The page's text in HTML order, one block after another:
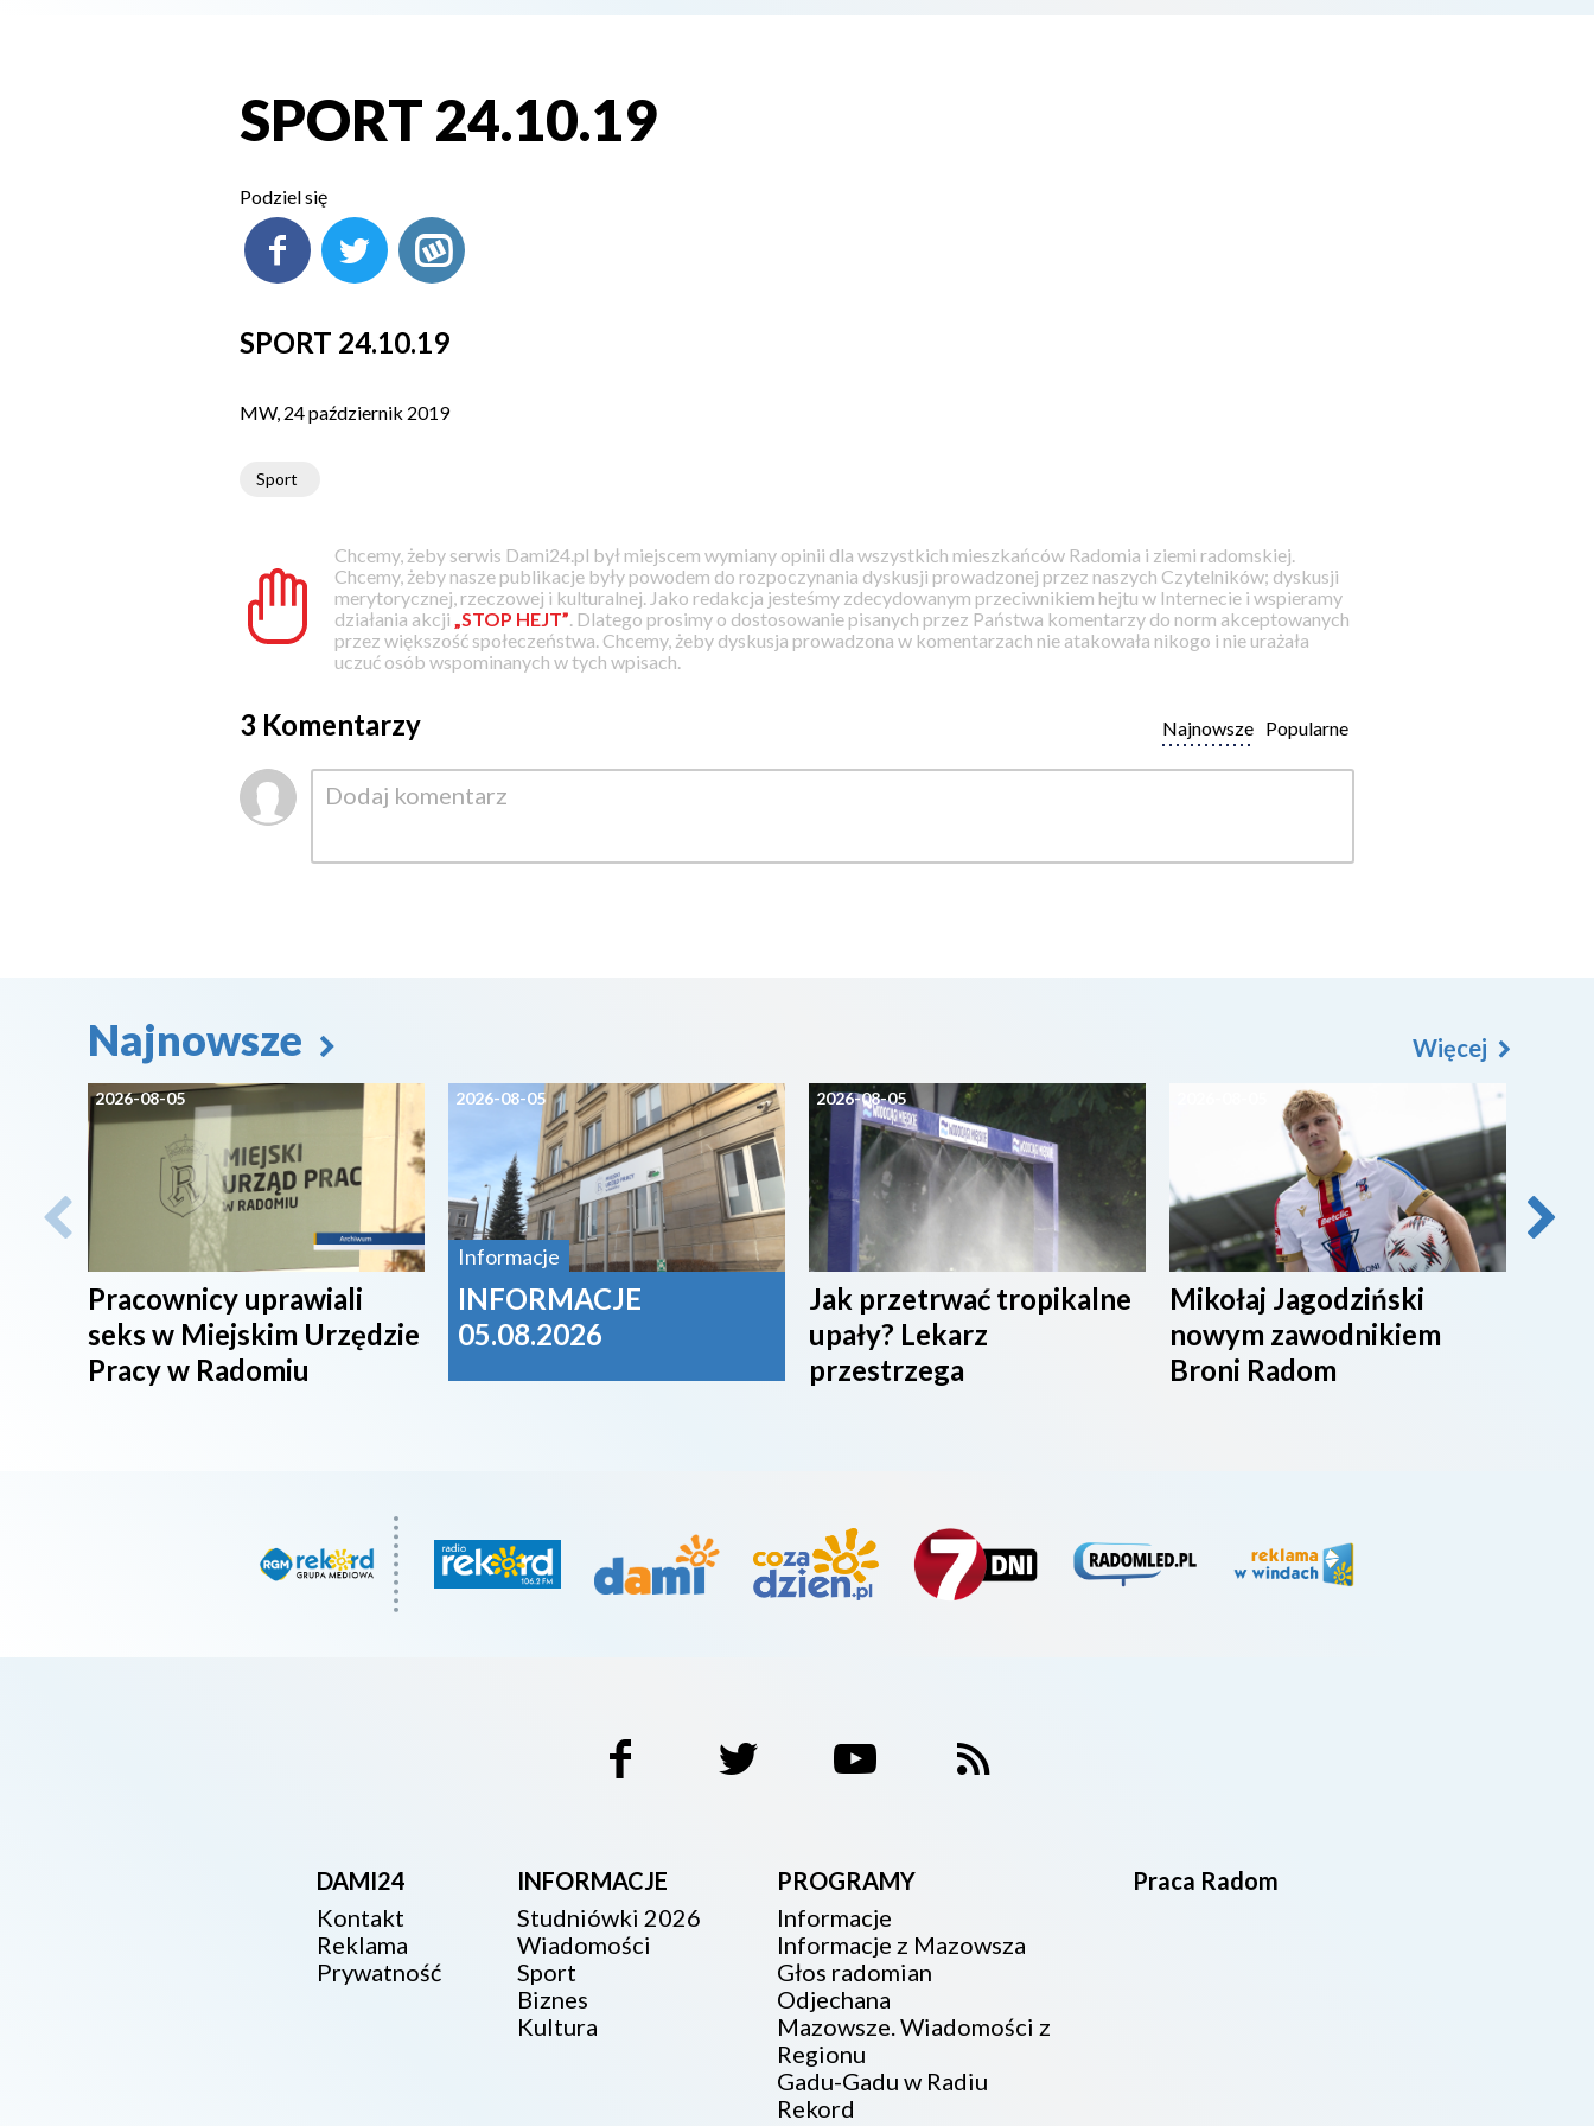
SPORT 24.10.19
Podziel się
SPORT 24.10.19
MW, 24 październik 2019
Sport
Chcemy, żeby serwis Dami24.pl był miejscem wymiany opinii dla wszystkich mieszkańców Radomia i ziemi radomskiej.
Chcemy, żeby nasze publikacje były powodem do rozpoczynania dyskusji prowadzonej przez naszych Czytelników; dyskusji
merytorycznej, rzeczowej i kulturalnej. Jako redakcja jesteśmy zdecydowanym przeciwnikiem hejtu w Internecie i wspieramy
działania akcji „STOP HEJT” . Dlatego prosimy o dostosowanie pisanych przez Państwa komentarzy do norm akceptowanych
przez większość społeczeństwa. Chcemy, żeby dyskusja prowadzona w komentarzach nie atakowała nikogo i nie urażała
uczuć osób wspominanych w tych wpisach.
3 Komentarzy Popularne
Najnowsze
Najnowsze
2026-08-05
Pracownicy uprawiali
seks w Miejskim Urzędzie
Pracy w Radomiu
2026-08-05
Informacje
INFORMACJE
05.08.2026
2026-08-05
Jak przetrwać tropikalne
upały? Lekarz
przestrzega
Mikołaj Jagodziński
nowym zawodnikiem
Broni Radom
Więcej
DAMI24
Kontakt
Reklama
Prywatność
INFORMACJE
Studniówki 2026
Wiadomości
Sport
Biznes
Kultura
PROGRAMY
Informacje
Informacje z Mazowsza
Głos radomian
Odjechana
Mazowsze. Wiadomości z
Regionu
Gadu-Gadu w Radiu
Rekord
Praca Radom